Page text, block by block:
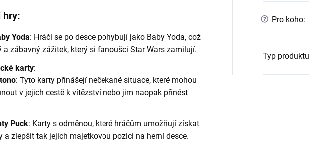
hry:
Yoda: Hráči se po desce pohybují jako Baby Yoda, což
a zábavný zážitek, který si fanoušci Star Wars zamilují.
karty:
: Tyto karty přinášejí nečekané situace, které mohou
v jejich cestě k vítězství nebo jim naopak přinést
Puck: Karty s odměnou, které hráčům umožňují získat
a zlepšit tak jejich majetkovou pozici na herní desce.
? Pro koho:
Typ produktu